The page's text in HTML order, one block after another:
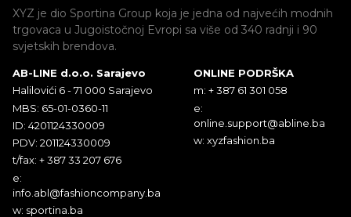
XYZ je dio Sportina Group koja je jedna od najvećih modnih
trgovaca u Jugoistočnoj Evropi sa više od 340 radnji i 90
svjetskih brendova.
AB-LINE d.o.o. Sarajevo
Halilovići 6 - 71 000 Sarajevo
MBS: 65-01-0360-11
ID: 4201124330009
PDV: 201124330009
t/fax: + 387 33 207 676
e:
info.abl@fashioncompany.ba
w: sportina.ba
ONLINE PODRŠKA
m: + 387 61 301 058
e:
online.support@abline.ba
w: xyzfashion.ba